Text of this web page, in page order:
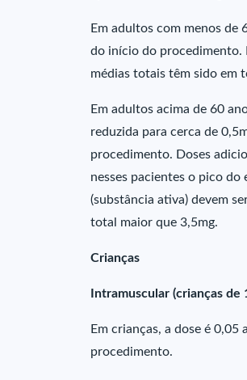
Em adultos com menos de
do início do procedimento.
médias totais têm sido em
Em adultos acima de 60
reduzida para cerca de
procedimento. Doses
nesses pacientes o pico
(substância ativa) devem
total maior que 3,5mg.
Crianças
Intramuscular (crianças
Em crianças, a dose é
procedimento.